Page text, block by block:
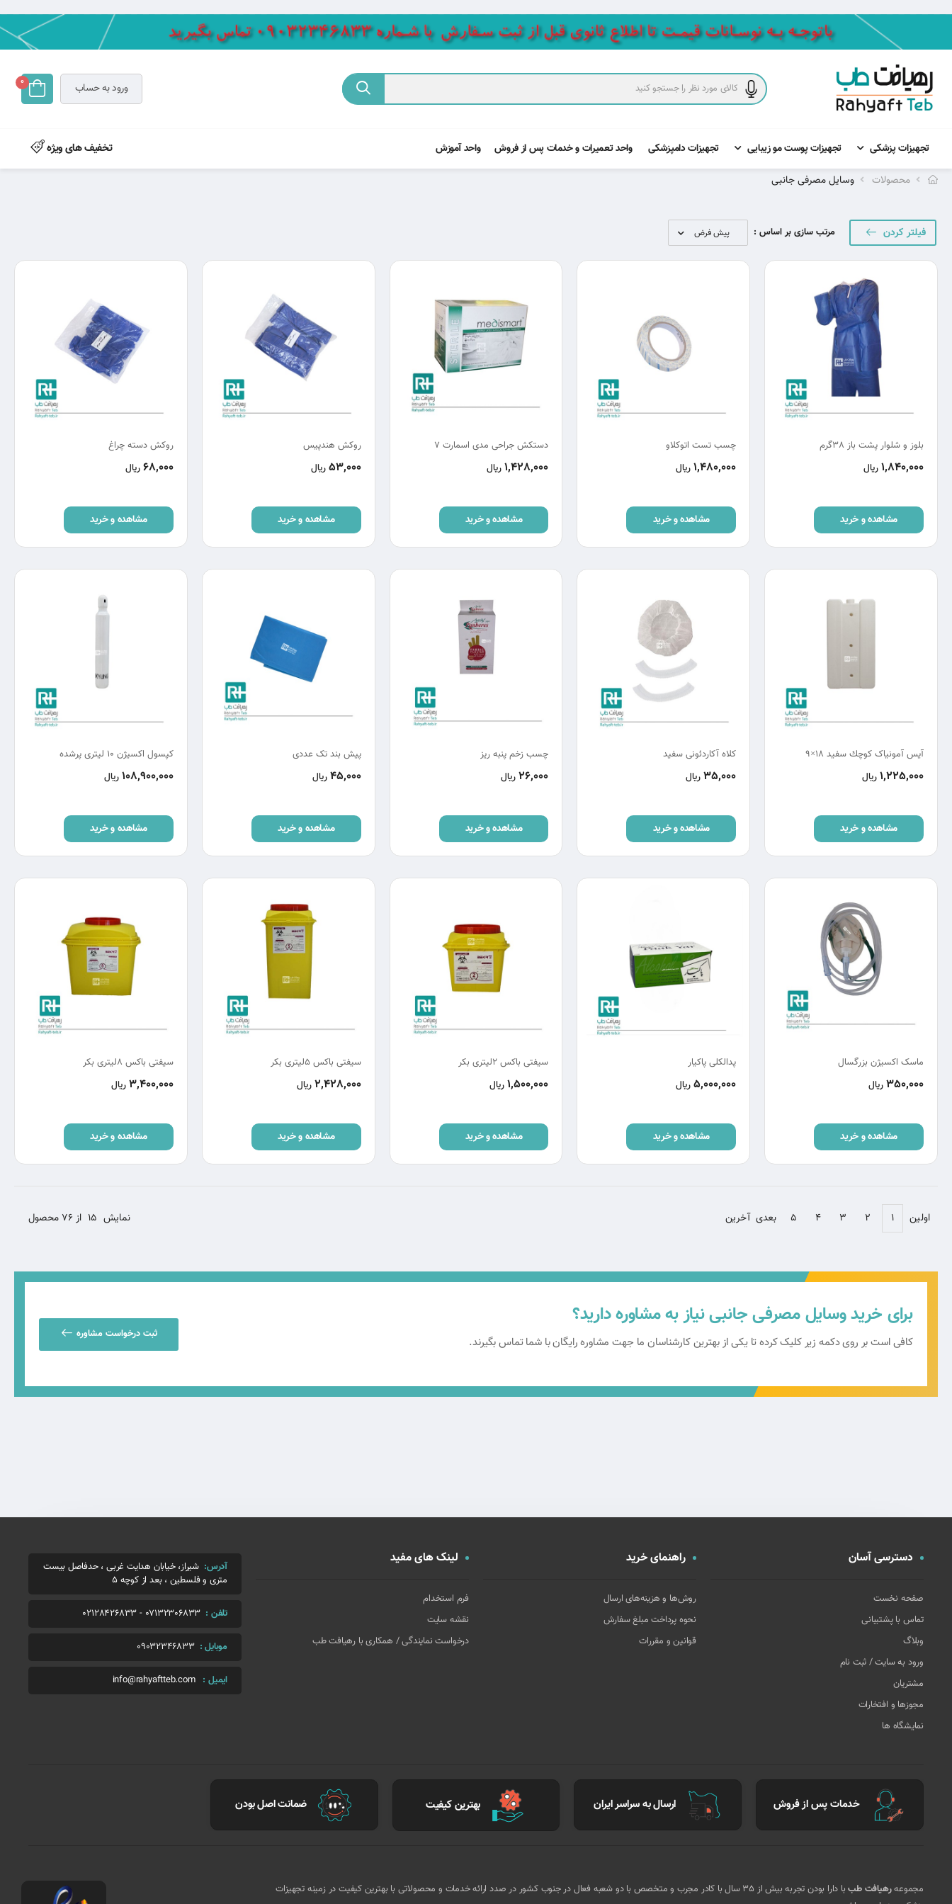
ورود به حساب 0
تجهیزات پزشکی تجهیزات پوست مو زیبایی تجهیزات دامپزشکی واحد تعمیرات و خدمات پس از فروش واحد آموزش تخفیف های ویژه
محصولات وسایل مصرفی جانبی
فیلتر کردن مرتب سازی بر اساس :
بلوز و شلوار پشت باز 38گرم
1,840,000 ریال
مشاهده و خرید
چسب تست اتوکلاو
1,480,000 ریال
مشاهده و خرید
دستکش جراحی مدی اسمارت 7
1,428,000 ریال
مشاهده و خرید
روکش هندپیس
53,000 ریال
مشاهده و خرید
روکش دسته چراغ
68,000 ریال
مشاهده و خرید
آيس آمونياک كوچك سفيد 18×9
1,225,000 ریال
مشاهده و خرید
کلاه آکاردئونی سفید
35,000 ریال
مشاهده و خرید
چسب زخم پنبه ریز
26,000 ریال
مشاهده و خرید
پیش بند تک عددی
45,000 ریال
مشاهده و خرید
کپسول اکسیژن 10 لیتری پرشده
108,900,000 ریال
مشاهده و خرید
ماسک اکسیژن بزرگسال
350,000 ریال
مشاهده و خرید
پدالکلی پاکیار
5,000,000 ریال
مشاهده و خرید
سیفتی باکس 2لیتری بکر
1,500,000 ریال
مشاهده و خرید
سیفتی باکس 5لیتری بکر
2,428,000 ریال
مشاهده و خرید
سیفتی باکس 8لیتری بکر
3,400,000 ریال
مشاهده و خرید
نمایش 15 از 76 محصول اولین ۱ ۲ ۳ ۴ ۵ بعدی آخرین
برای خرید وسایل مصرفی جانبی نیاز به مشاوره دارید؟
کافی است بر روی دکمه زیر کلیک کرده تا یکی از بهترین کارشناسان ما جهت مشاوره رایگان با شما تماس بگیرند.
ثبت درخواست مشاوره
دسترسی آسان
صفحه نخست
تماس با پشتیبانی
وبلاگ
ورود به سایت / ثبت نام
مشتریان
مجوزها و افتخارات
نمایشگاه ها
راهنمای خرید
روش‌ها و هزینه‌های ارسال
نحوه پرداخت مبلغ سفارش
قوانین و مقررات
لینک های مفید
فرم استخدام
نقشه سایت
درخواست نمایندگی / همکاری با رهیافت طب
آدرس: شیراز، خیابان هدایت غربی ، حدفاصل بیست
متری و فلسطین ، بعد از کوچه 5
تلفن : 07132306833
-
02128426833
موبایل : 09032346833
ایمیل : info@rahyaftteb.com
خدمات پس از فروش ارسال به سراسر ایران بهترین کیفیت ضمانت اصل بودن
مجموعهرهیافت طب
با دارا بودن تجربه بیش از 35 سال با کادر مجرب و متخصص با دو شعبه فعال در جنوب کشور در صدد ارائه خدمات و محصولاتی با بهترین کیفیت در زمینه تجهیزات